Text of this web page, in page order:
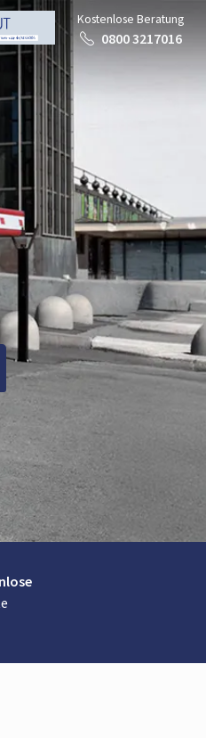
Kostenlose Beratung
0800 3217016